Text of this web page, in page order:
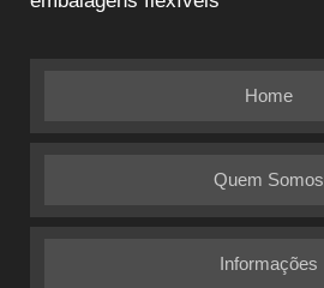
Home
Quem Somos
Informações